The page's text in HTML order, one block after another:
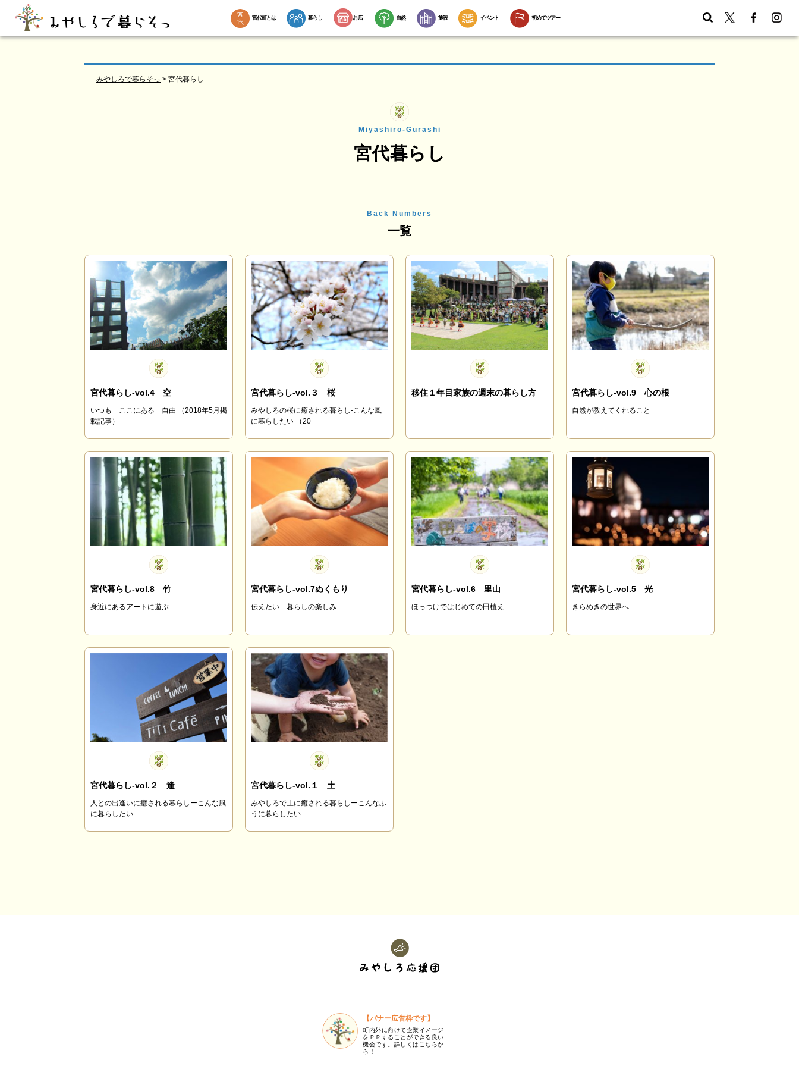
宮代町とは 暮らし お店 自然 施設 イベント 初めてツアー
みやしろで暮らそっ > 宮代暮らし
Miyashiro-Gurashi
宮代暮らし
Back Numbers
一覧
宮代暮らし-vol.4 空
いつも ここにある 自由 （2018年5月掲
載記事）
宮代暮らし-vol.３ 桜
みやしろの桜に癒される暮らし-こんな風
に暮らしたい （20
移住１年目家族の週末の暮らし方 宮代暮らし-vol.9 心の根
自然が教えてくれること
宮代暮らし-vol.8 竹
身近にあるアートに遊ぶ
宮代暮らし-vol.7ぬくもり
伝えたい 暮らしの楽しみ
宮代暮らし-vol.6 里山
ほっつけではじめての田植え
宮代暮らし-vol.5 光
きらめきの世界へ
宮代暮らし-vol.２ 逢
人との出逢いに癒される暮らしーこんな風
に暮らしたい
宮代暮らし-vol.１ 土
みやしろで土に癒される暮らしーこんなふ
うに暮らしたい
【バナー広告枠です】
町内外に向けて企業イメージ
をＰＲすることができる良い
機会です。詳しくはこちらか
ら！